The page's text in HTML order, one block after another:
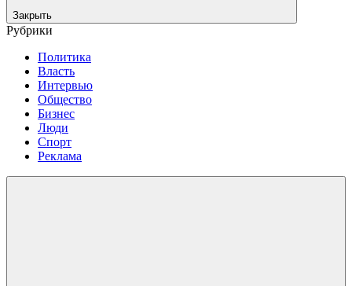
Закрыть
Рубрики
Политика
Власть
Интервью
Общество
Бизнес
Люди
Спорт
Реклама